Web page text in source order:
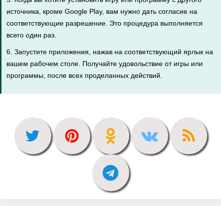
источника, кроме Google Play, вам нужно дать согласие на
соответствующие разрешение. Это процедура выполняется
всего один раз.
6. Запустите приложения, нажав на соответствующий ярлык на
вашем рабочем столе. Получайте удовольствие от игры или
программы, после всех проделанных действий.